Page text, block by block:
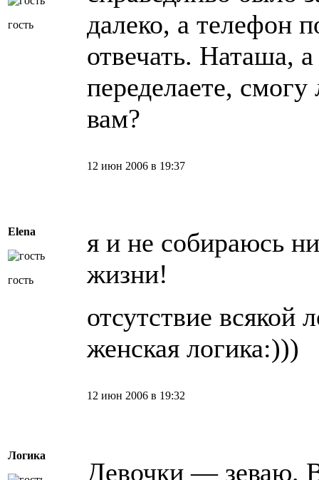
гость
далеко, а телeфон
отвечать. Наташа,
переделаете, смогу
вам?
Elena
гость
12 июн 2006 в 19:37
я и не собираюсь
жизни!
отсутствие всякой
женская логика:)))
Логика
12 июн 2006 в 19:32
Девочки — зеваю.